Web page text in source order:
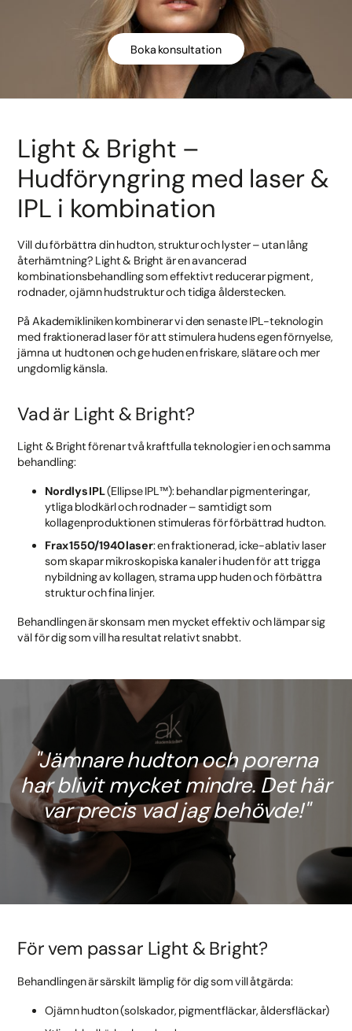
Boka konsultation
Light & Bright –
Hudföryngring med laser &
IPL i kombination
Vill du förbättra din hudton, struktur och lyster – utan lång
återhämtning? Light & Bright är en avancerad
kombinationsbehandling som effektivt reducerar pigment,
rodnader, ojämn hudstruktur och tidiga ålderstecken.
På Akademikliniken kombinerar vi den senaste IPL-teknologin
med fraktionerad laser för att stimulera hudens egen förnyelse,
jämna ut hudtonen och ge huden en friskare, slätare och mer
ungdomlig känsla.
Vad är Light & Bright?
Light & Bright förenar två kraftfulla teknologier i en och samma
behandling:
Nordlys IPL(Ellipse IPL™): behandlar pigmenteringar,
ytliga blodkärl och rodnader – samtidigt som
kollagenproduktionen stimuleras för förbättrad hudton.
Frax 1550/1940 laser: en fraktionerad, icke-ablativ laser
som skapar mikroskopiska kanaler i huden för att trigga
nybildning av kollagen, strama upp huden och förbättra
struktur och fina linjer.
Behandlingen är skonsam men mycket effektiv och lämpar sig
väl för dig som vill ha resultat relativt snabbt.
Jämnare hudton och porerna
har blivit mycket mindre. Det här
var precis vad jag behövde!
För vem passar Light & Bright?
Behandlingen är särskilt lämplig för dig som vill åtgärda:
Ojämn hudton (solskador, pigmentfläckar, åldersfläckar)